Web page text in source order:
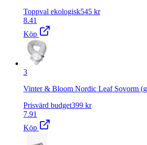
Toppval ekologisk545 kr
8.41
Köp
3
Vinter & Bloom Nordic Leaf Sovorm
Prisvärd budget399 kr
7.91
Köp